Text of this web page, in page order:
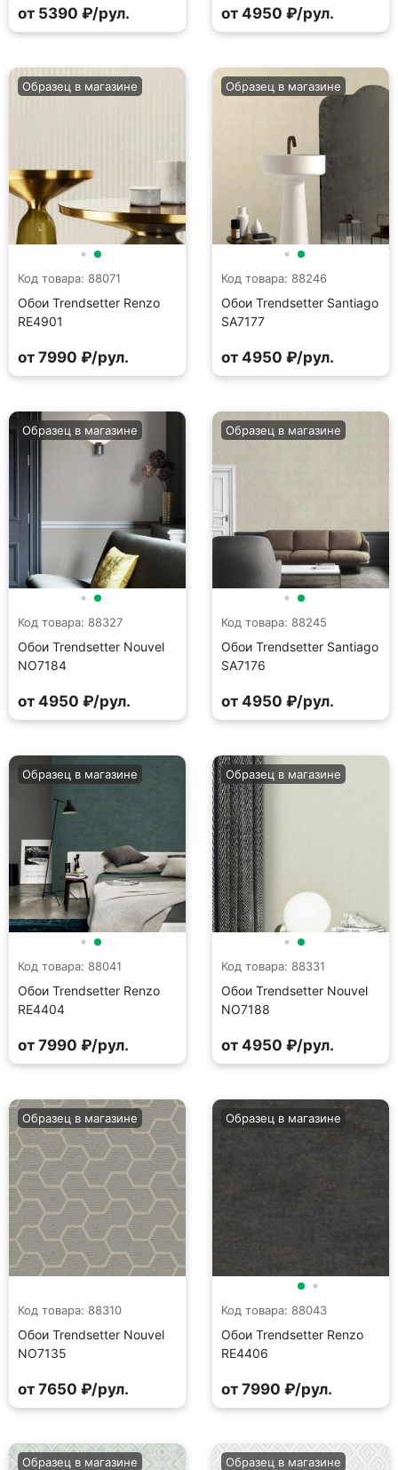
от 5390 ₽/рул. от 4950 ₽/рул.
Код товара: 88071
Обои Trendsetter Renzo
RE4901
Образец в магазине
от 7990 ₽/рул.
Код товара: 88246
Обои Trendsetter Santiago
SA7177
Образец в магазине
от 4950 ₽/рул.
Код товара: 88327
Обои Trendsetter Nouvel
NO7184
Образец в магазине
от 4950 ₽/рул.
Код товара: 88245
Обои Trendsetter Santiago
SA7176
Образец в магазине
от 4950 ₽/рул.
Код товара: 88041
Обои Trendsetter Renzo
RE4404
Образец в магазине
от 7990 ₽/рул.
Код товара: 88331
Обои Trendsetter Nouvel
NO7188
Образец в магазине
от 4950 ₽/рул.
Код товара: 88310
Обои Trendsetter Nouvel
NO7135
Образец в магазине
от 7650 ₽/рул.
Код товара: 88043
Обои Trendsetter Renzo
RE4406
Образец в магазине
от 7990 ₽/рул.
Образец в магазине Образец в магазине